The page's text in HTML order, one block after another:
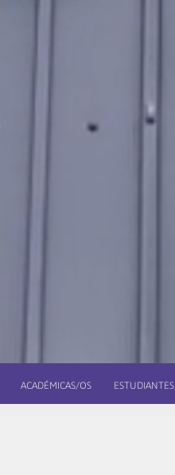
ACADÉMICAS/OS ESTUDIANTES